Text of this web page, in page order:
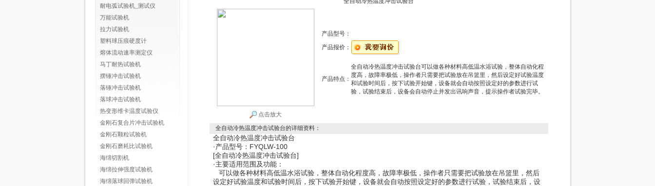
耐电弧试验机_测试仪
万能试验机
拉力试验机
塑料球压痕硬度计
熔体流动速率测定仪
马丁耐热试验机
摆锤冲击试验机
落锤冲击试验机
落球冲击试验机
热变形维卡温度试验仪
金刚石复合片冲击试验机
金刚石颗粒试验机
金刚石磨耗比试验机
海绵切割机
海绵拉伸强度试验机
海绵落球回弹试验机
点击放大
产品型号：
产品报价：
产品特点：
全自动冷热温度冲击试验台可以做各种材料高低温水浴试验，整体自动化程
度高，故障率极低，操作者只需要把试验放在吊篮里，然后设定好试验温度
和试验时间后，按下试验开始键，设备就会自动按照设定好的参数进行试
验，试验结束后，设备会自动停止并发出讯响声音，提示操作者试验完毕。
全自动冷热温度冲击试验台的详细资料：
全自动冷热温度冲击试验台
·产品型号：FYQLW-100
[全自动冷热温度冲击试验台]
·主要适用范围及功能：
可以做各种材料高低温水浴试验，整体自动化程度高，故障率极低，操作者只需要把试验放在吊篮里，然后
设定好试验温度和试验时间后，按下试验开始键，设备就会自动按照设定好的参数进行试验，试验结束后，设